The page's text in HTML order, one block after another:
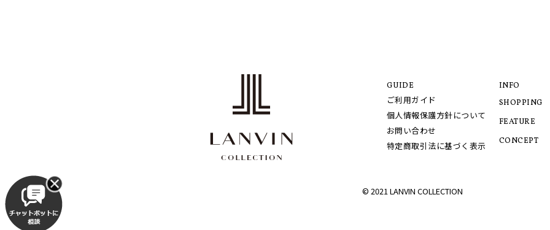
GUIDE
ご利用ガイド
個人情報保護方針について
お問い合わせ
特定商取引法に基づく表示
INFO
SHOPPING
FEATURE
CONCEPT
© 2021 LANVIN COLLECTION